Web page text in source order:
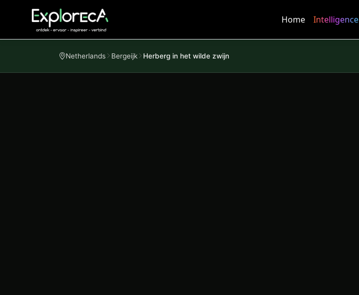
Home Intelligence
Netherlands Bergeijk Herberg in het wilde zwijn